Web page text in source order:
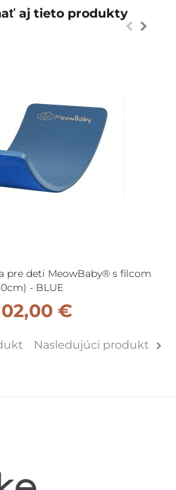
aj tieto produkty
pre deti MeowBaby® s filcom
- BLUE
€
Nasledujúci produkt